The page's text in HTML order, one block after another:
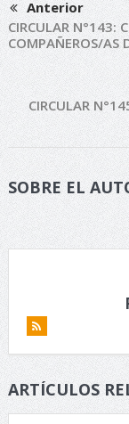
Anterior
CIRCULAR N°143:
COMPAÑEROS/AS
CIRCULAR
SOBRE EL
ARTÍCULOS